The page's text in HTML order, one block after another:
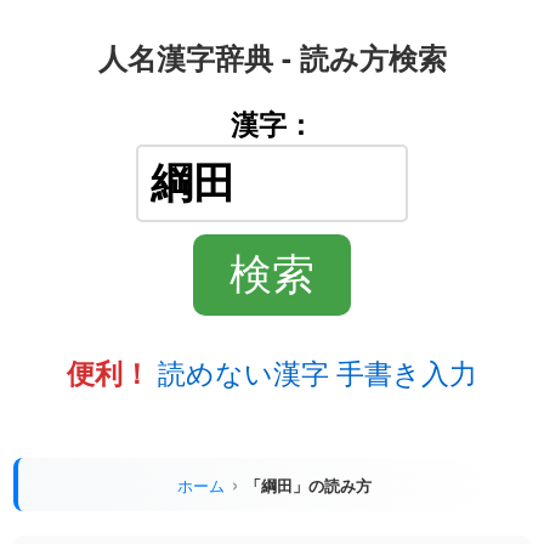
人名漢字辞典 - 読み方検索
漢字：
便利！ 読めない漢字 手書き入力
ホーム 「綱田」の読み方